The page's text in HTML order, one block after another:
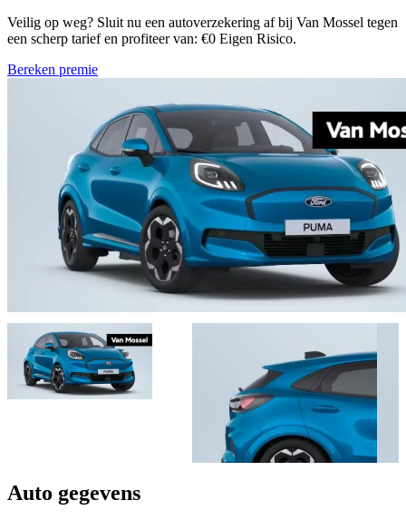
Veilig op weg? Sluit nu een autoverzekering af bij Van Mossel tegen
een scherp tarief en profiteer van: €0 Eigen Risico.
Bereken premie
Auto gegevens